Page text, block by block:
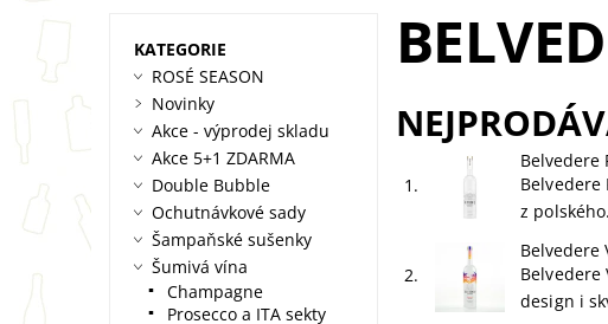
1.
Belvedere
Belvedere
z
2.
Belvedere
Belvedere
design i
KATEGORIE
ROSÉ SEASON
Novinky
Akce - výprodej skladu
Akce 5+1 ZDARMA
Double Bubble
Ochutnávkové sady
Šampaňské sušenky
Šumivá vína
Champagne
Prosecco a ITA sekty